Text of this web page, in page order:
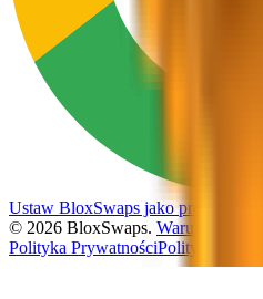
Ustaw BloxSwaps jako
© 2026 BloxSwaps. Warunki
Polityka PrywatnościPolityka